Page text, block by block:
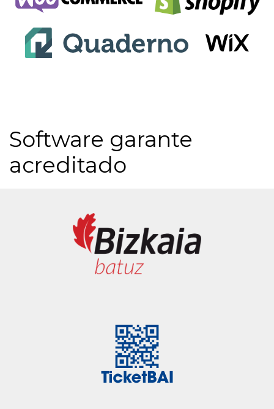
Software garante
acreditado